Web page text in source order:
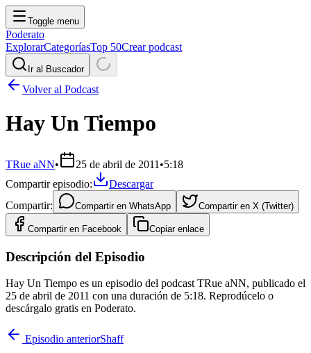
Toggle menu
Poderato
ExplorarCategoríasTop 50Crear podcast
Ir al Buscador
Volver al Podcast
Hay Un Tiempo
TRue aNN• 25 de abril de 2011 •5:18
Compartir episodio:
Descargar
Compartir:
Compartir en WhatsApp Compartir en X (Twitter)
Compartir en Facebook Copiar enlace
Descripción del Episodio
Hay Un Tiempo es un episodio del podcast TRue aNN, publicado el
25 de abril de 2011 con una duración de 5:18. Reprodúcelo o
descárgalo gratis en Poderato.
Episodio anteriorShaff